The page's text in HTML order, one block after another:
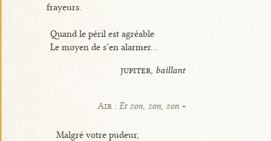
frayeurs.
Quand le péril est agréable
Le moyen de s’en alarmer...
jupiter, baillant
Air : Et zon, zon, zon
Malgré votre pudeur,